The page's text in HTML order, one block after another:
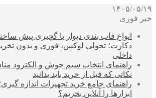
۱۴۰۵/۰۵/۱۹
خبر فوری
انواع قاب بندی دیوار با گچبری پیش
دکارت؛ تحولی لوکس، فوری و بدون
داخلی
راهنمای انتخاب سیم جوش و الکترود
نکاتی که قبل از خرید باید بدانید
راهنمای جامع خرید تجهیزات اندازه
ابزارها را آنلاین بخریم؟